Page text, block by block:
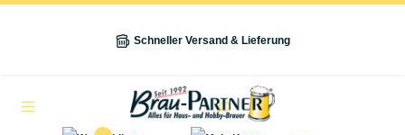
Schneller Versand & Lieferung